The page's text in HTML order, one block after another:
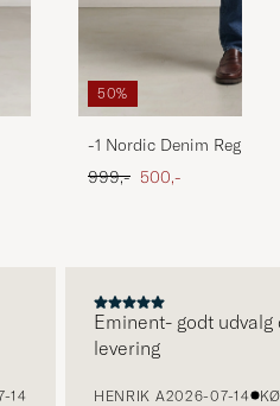
50%
-1 Nordic Denim Regular
Ordinary pris
999,- Nedsat pris
500,-
Eminent- godt udvalg og
levering
HENRIK A 2026-07-14